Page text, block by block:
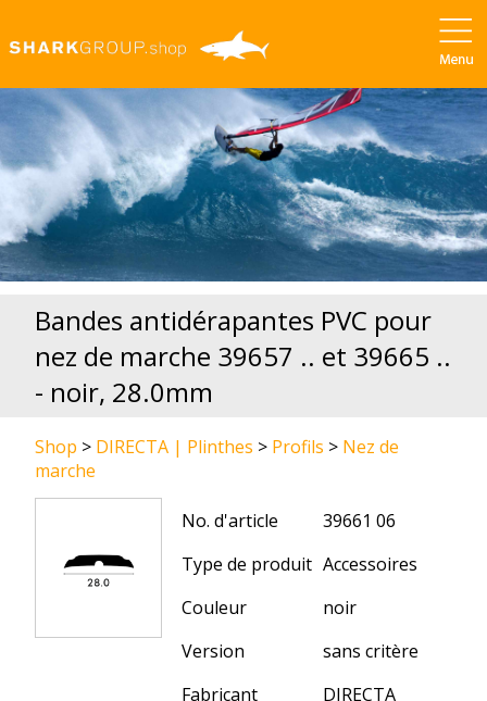
Bandes antidérapantes PVC pour
nez de marche 39657 .. et 39665 ..
- noir, 28.0mm
Shop > DIRECTA | Plinthes > Profils > Nez de
marche
No. d'article
39661 06
Type de produit Accessoires
Couleur
noir
Version
sans critère
Fabricant
DIRECTA